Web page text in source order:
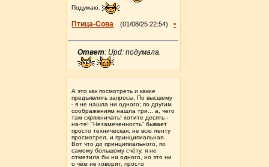
Подумаю.
Птица-Сова (01/08/25 22:54) •
Ответ: Upd: подумала.
А это как посмотреть и какие
предъявлять запросы. По высшему
- я не нашла ни одного; по другим
соображениям нашла три... а, чего
там скряжничать! хотите десять -
на-те! "Незамеченность" бывает
просто техническая, не всю ленту
просмотрел, и принципиальная.
Вот что до принципиального, по
самому большому счёту, я не
отметила бы ни одного, но это ни
о чём не говорит, просто